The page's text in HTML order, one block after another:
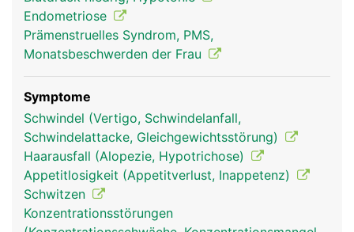
Blut. Sind beispielsweise genügend
Schilddrüsenhormone im Blut vorhanden, wird die
Ausschüttung des Steuerhormons für die
Endometriose
Prämenstruelles Syndrom, PMS,
Monatsbeschwerden der Frau
Symptome
Schwindel (Vertigo, Schwindelanfall,
Schwindelattacke, Gleichgewichtsstörung)
Haarausfall (Alopezie, Hypotrichose)
Appetitlosigkeit (Appetitverlust, Inappetenz)
Schwitzen
Konzentrationsstörungen